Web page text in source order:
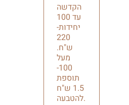
הקדשה
עד 100
יחידות-
220
ש"ח.
מעל
100-
תוספת
1.5 ש"ח
להטבעה.